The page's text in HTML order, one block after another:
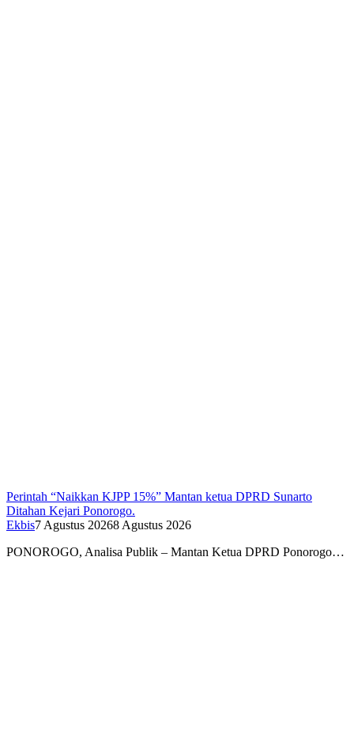
Perintah “Naikkan KJPP 15%” Mantan ketua DPRD Sunarto
Ditahan Kejari Ponorogo.
Ekbis7 Agustus 20268 Agustus 2026
PONOROGO, Analisa Publik – Mantan Ketua DPRD Ponorogo…